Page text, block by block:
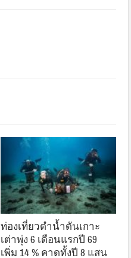
ท่องเที่ยวดำน้ำดันเกาะ
เต่าพุ่ง 6 เดือนแรกปี 69
เพิ่ม 14 % คาดทั้งปี 8 แสน